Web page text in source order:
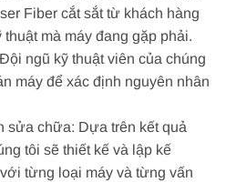
Fiber cắt sắt từ khách hàng
mà máy đang gặp phải.
ngũ kỹ thuật viên của chúng
máy để xác định nguyên nhân
sửa chữa: Dựa trên kết quả
tôi sẽ thiết kế và lập kế
từng loại máy và từng vấn